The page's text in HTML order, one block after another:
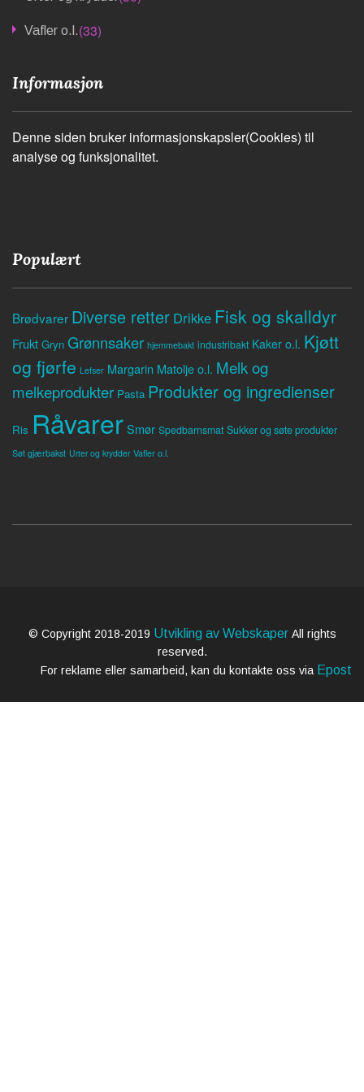
Vafler o.l.(33)
Informasjon
Denne siden bruker informasjonskapsler(Cookies) til
analyse og funksjonalitet.
Populært
Brødvarer Diverse retter Drikke Fisk og skalldyr
Frukt Gryn Grønnsaker hjemmebakt industribakt Kaker o.l. Kjøtt
og fjørfe Lefser Margarin Matolje o.l. Melk og
melkeprodukter Pasta Produkter og ingredienser
Ris RåvarerSmør Spedbarnsmat Sukker og søte produkter
Søt gjærbakst Urter og krydder Vafler o.l.
© Copyright 2018-2019 Utvikling av Webskaper All rights
reserved.
For reklame eller samarbeid, kan du kontakte oss via Epost